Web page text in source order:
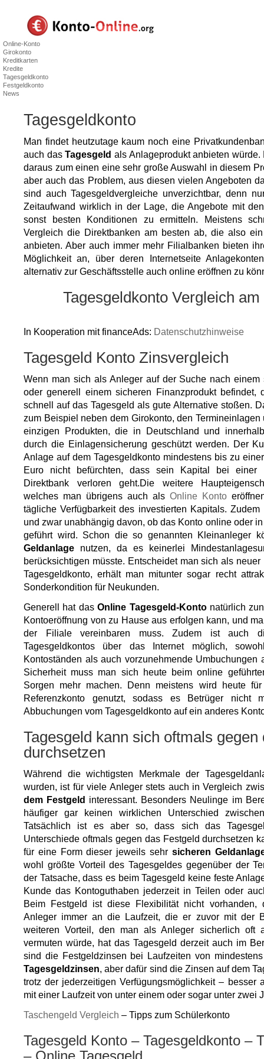
Online-Konto
Girokonto
Kreditkarten
Kredite
Tagesgeldkonto
Festgeldkonto
News
Tagesgeldkonto
Man findet heutzutage kaum noch eine
auch dasTagesgeld als Anlageprodukt anbieten
daraus zum einen eine sehr große Auswahl in diesem
aber auch das Problem, aus diesen vielen Angeboten
sind auch Tagesgeldvergleiche unverzichtbar, denn
Zeitaufwand wirklich in der Lage, die Angebote mit
sonst besten Konditionen zu ermitteln. Meistens
Vergleich die Direktbanken am besten ab, die also
anbieten. Aber auch immer mehr Filialbanken bieten
Möglichkeit an, über deren Internetseite
alternativ zur Geschäftsstelle auch online eröffnen zu
Tagesgeldkonto Vergleich
In Kooperation mit financeAds: Datenschutzhinweise
Tagesgeld Konto Zinsvergleich
Wenn man sich als Anleger auf der Suche nach einem
oder generell einem sicheren Finanzprodukt befindet,
schnell auf das Tagesgeld als gute Alternative stoßen.
zum Beispiel neben dem Girokonto, den
einzigen Produkten, die in Deutschland und
durch die Einlagensicherung geschützt werden. Der
Anlage auf dem Tagesgeldkonto mindestens bis zu
Euro nicht befürchten, dass sein Kapital bei einer
Direktbank verloren geht.Die weitere
welches man übrigens auch als Online Konto
tägliche Verfügbarkeit des investierten Kapitals.
und zwar unabhängig davon, ob das Konto online oder
geführt wird. Schon die so genannten Kleinanleger
Geldanlage nutzen, da es keinerlei
berücksichtigen müsste. Entscheidet man sich als
Tagesgeldkonto, erhält man mitunter sogar recht
Sonderkondition für Neukunden.
Generell hat dasOnline Tagesgeld-Kontonatürlich
Kontoeröffnung von zu Hause aus erfolgen kann, und
der Filiale vereinbaren muss. Zudem ist auch
Tagesgeldkontos über das Internet möglich,
Kontoständen als auch vorzunehmende Umbuchungen
Sicherheit muss man sich heute beim online
Sorgen mehr machen. Denn meistens wird heute
Referenzkonto genutzt, sodass es Betrüger nicht
Abbuchungen vom Tagesgeldkonto auf ein anderes
Tagesgeld kann sich oftmals gegen
durchsetzen
Während die wichtigsten Merkmale der
wurden, ist für viele Anleger stets auch in Vergleich
dem Festgeld interessant. Besonders Neulinge im
häufiger gar keinen wirklichen Unterschied
Tatsächlich ist es aber so, dass sich das
Unterschiede oftmals gegen das Festgeld durchsetzen
für eine Form dieser jeweils sehr sicheren
wohl größte Vorteil des Tagesgeldes gegenüber der
der Tatsache, dass es beim Tagesgeld keine feste
Kunde das Kontoguthaben jederzeit in Teilen oder
Beim Festgeld ist diese Flexibilität nicht
Anleger immer an die Laufzeit, die er zuvor mit der
weiteren Vorteil, den man als Anleger sicherlich oft
vermuten würde, hat das Tagesgeld derzeit auch im
sind die Festgeldzinsen bei Laufzeiten von
Tagesgeldzinsen, aber dafür sind die Zinsen auf dem
trotz der jederzeitigen Verfügungsmöglichkeit – besser
mit einer Laufzeit von unter einem oder sogar unter zwei
Taschengeld Vergleich – Tipps zum Schülerkonto
Tagesgeld Konto – Tagesgeldkonto –
– Online Tagesgeld